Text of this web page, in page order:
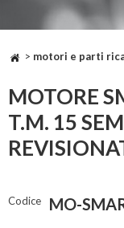
> motori e parti
MOTORE
T.M. 15
Codice MO-